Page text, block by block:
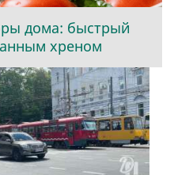
дома: быстрый
хреном